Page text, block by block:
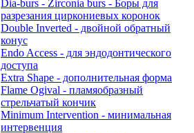
Dia-burs - Zirconia burs - Боры для
разрезания циркониевых коронок
Double Inverted - двойной обратный
конус
Endo Access - для эндодонтического
доступа
Extra Shape - дополнительная форма
Flame Ogival - пламяобразный
стрельчатый кончик
Minimum Intervention - минимальная
интервенция